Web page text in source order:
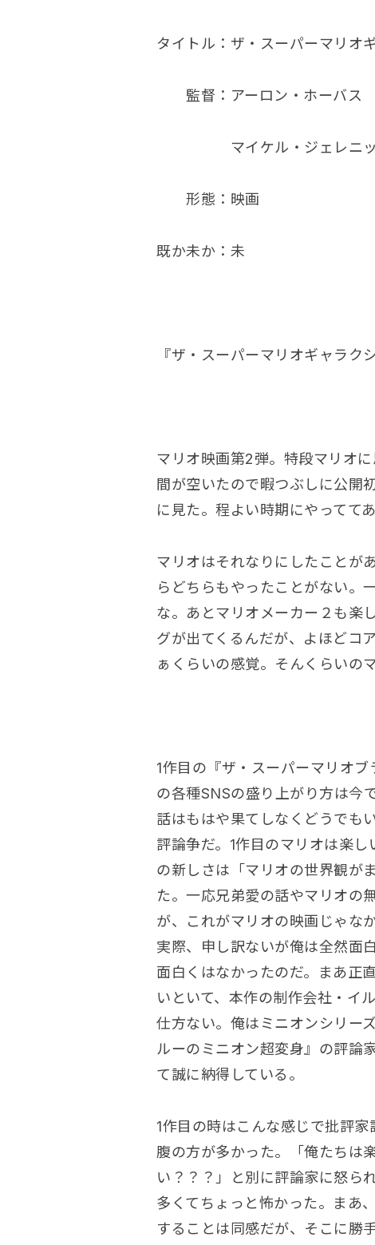
タイトル：ザ・スーパーマリオ
監督：アーロン・ホーバス
マイケル・ジェレニッ
形態：映画
既か未か：未
『ザ・スーパーマリオギャラク
マリオ映画第2弾。特段マリオ
間が空いたので暇つぶしに公開
に見た。程よい時期にやってて
マリオはそれなりにしたことが
らどちらもやったことがない。
な。あとマリオメーカー２も楽
グが出てくるんだが、よほどコ
ぁくらいの感覚。そんくらいの
1作目の『ザ・スーパーマリオ
の各種SNSの盛り上がり方は今
話はもはや果てしなくどうでも
評論争だ。1作目のマリオは楽
の新しさは「マリオの世界観が
た。一応兄弟愛の話やマリオの
が、これがマリオの映画じゃな
実際、申し訳ないが俺は全然面
面白くはなかったのだ。まあ正
いといて、本作の制作会社・イ
仕方ない。俺はミニオンシリー
ルーのミニオン超変身』の評論
て誠に納得している。
1作目の時はこんな感じで批評
腹の方が多かった。「俺たちは
い？？？」と別に評論家に怒ら
多くてちょっと怖かった。まあ
することは同感だが、そこに勝